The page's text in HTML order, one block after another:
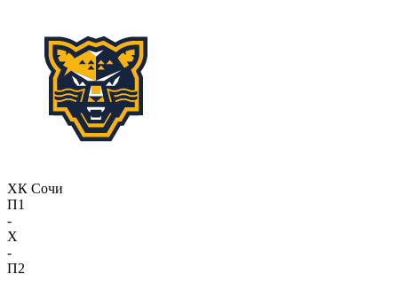
ХК Сочи
П1
-
X
-
П2